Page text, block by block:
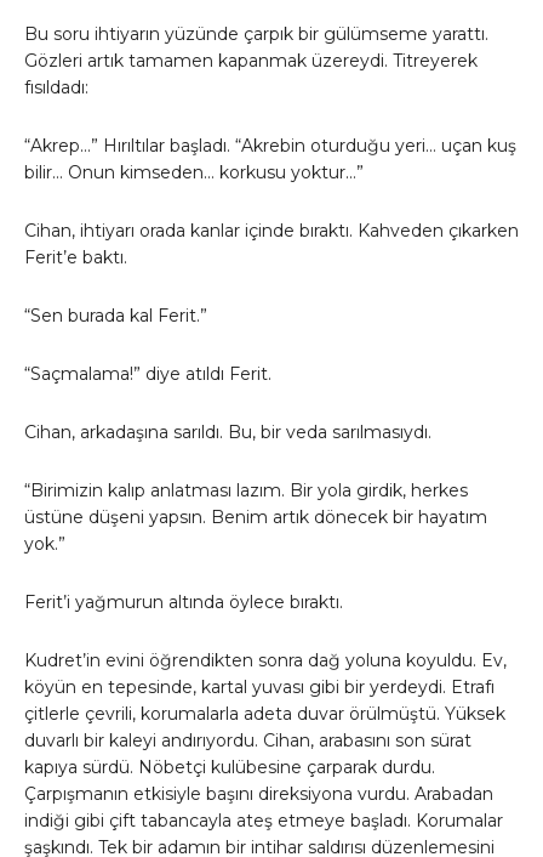
Bu soru ihtiyarın yüzünde çarpık bir gülümseme yarattı.
Gözleri artık tamamen kapanmak üzereydi. Titreyerek
fısıldadı:
“Akrep…” Hırıltılar başladı. “Akrebin oturduğu yeri… uçan kuş
bilir… Onun kimseden… korkusu yoktur…”
Cihan, ihtiyarı orada kanlar içinde bıraktı. Kahveden çıkarken
Ferit’e baktı.
“Sen burada kal Ferit.”
“Saçmalama!” diye atıldı Ferit.
Cihan, arkadaşına sarıldı. Bu, bir veda sarılmasıydı.
“Birimizin kalıp anlatması lazım. Bir yola girdik, herkes
üstüne düşeni yapsın. Benim artık dönecek bir hayatım
yok.”
Ferit’i yağmurun altında öylece bıraktı.
Kudret’in evini öğrendikten sonra dağ yoluna koyuldu. Ev,
köyün en tepesinde, kartal yuvası gibi bir yerdeydi. Etrafı
çitlerle çevrili, korumalarla adeta duvar örülmüştü. Yüksek
duvarlı bir kaleyi andırıyordu. Cihan, arabasını son sürat
kapıya sürdü. Nöbetçi kulübesine çarparak durdu.
Çarpışmanın etkisiyle başını direksiyona vurdu. Arabadan
indiği gibi çift tabancayla ateş etmeye başladı. Korumalar
şaşkındı. Tek bir adamın bir intihar saldırısı düzenlemesini